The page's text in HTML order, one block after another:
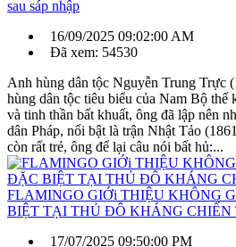
sau sáp nhập
16/09/2025 09:02:00 AM
Đã xem: 54530
Anh hùng dân tộc Nguyễn Trung Trực
hùng dân tộc tiêu biểu của Nam Bộ
và tinh thần bất khuất, ông đã lập nên
dân Pháp, nổi bật là trận Nhật Tảo
còn rất trẻ, ông để lại câu nói bất hủ:...
FLAMINGO GIỚi THIỆU KHÔNG
BIỆT TẠI THỦ ĐÔ KHÁNG CHIẾN
17/07/2025 09:50:00 PM